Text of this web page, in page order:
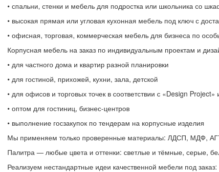
• спальни, стенки и мебель для подростка или школьника со
• высокая прямая или угловая кухонная мебель под ключ с
• офисная, торговая, коммерческая мебель для бизнеса по
Корпусная мебель на заказ по индивидуальным проектам и
• для частного дома и квартир разной планировки
• для гостиной, прихожей, кухни, зала, детской
• для офисов и торговых точек в соответствии с «Design
• оптом для гостиниц, бизнес-центров
• выполнение госзакупок по тендерам на корпусные изделия
Мы применяем только проверенные материалы: ЛДСП, МДФ,
Палитра — любые цвета и оттенки: светлые и тёмные, серые,
Реализуем нестандартные идеи качественной мебели под заказ: